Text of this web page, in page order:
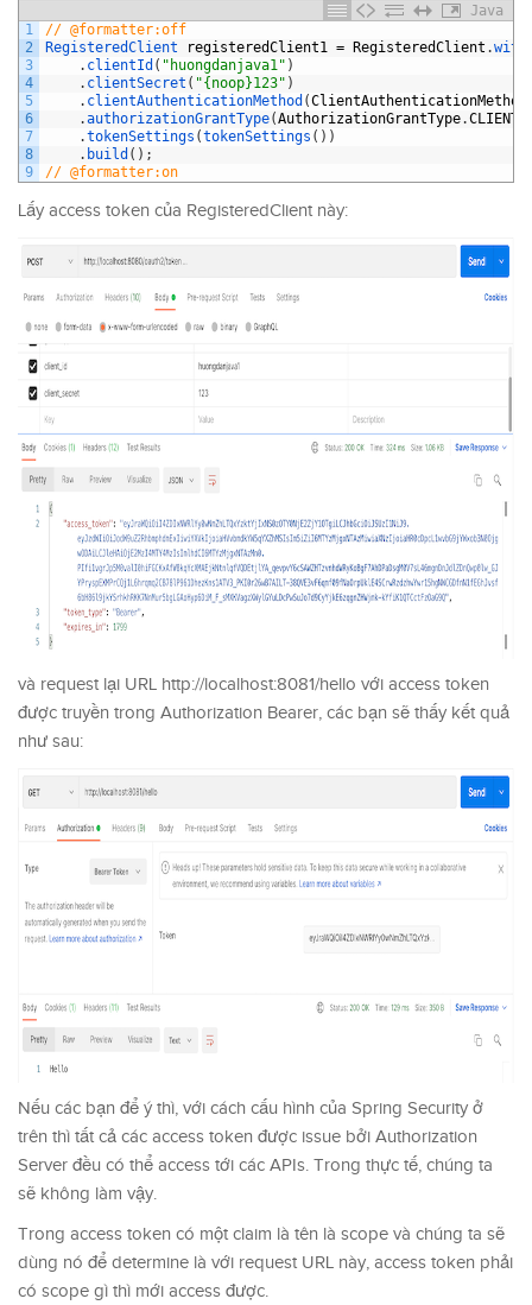
Java
1
2
3
4
5
6
7
8
9
// @formatter:off
RegisteredClient
registeredClient1 = RegisteredClient .
. clientId ( "huongdanjava1" )
. clientSecret ( "{noop}123" )
. clientAuthenticationMethod (ClientAuthenticationMethod
.authorizationGrantType(AuthorizationGrantType.
.tokenSettings (tokenSettings ( ) )
. build ( ) ;
// @formatter:on
Lấy access token của RegisteredClient này:
và request lại URL http://localhost:8081/hello với access token
được truyền trong Authorization Bearer, các bạn sẽ thấy kết quả
như sau:
Nếu các bạn để ý thì, với cách cấu hình của Spring Security ở
trên thì tất cả các access token được issue bởi Authorization
Server đều có thể access tới các APIs. Trong thực tế, chúng ta
sẽ không làm vậy.
Trong access token có một claim là tên là scope và chúng ta sẽ
dùng nó để determine là với request URL này, access token phải
có scope gì thì mới access được.